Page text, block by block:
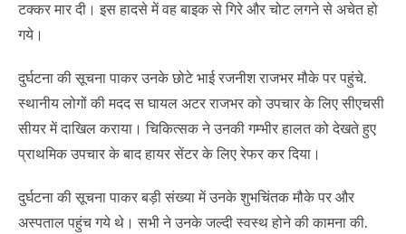
टक्कर मार दी। इस हादसे में वह बाइक से गिरे और चोट लगने से अचेत हो
गये।
दुर्घटना की सूचना पाकर उनके छोटे भाई रजनीश राजभर मौके पर पहुंचे.
स्थानीय लोगों की मदद स घायल अटर राजभर को उपचार के लिए सीएचसी
सीयर में दाखिल कराया। चिकित्सक ने उनकी गम्भीर हालत को देखते हुए
प्राथमिक उपचार के बाद हायर सेंटर के लिए रेफर कर दिया।
दुर्घटना की सूचना पाकर बड़ी संख्या में उनके शुभचिंतक मौके पर और
अस्पताल पहुंच गये थे। सभी ने उनके जल्दी स्वस्थ होने की कामना की.